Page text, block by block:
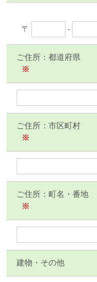
〒 -
ご住所：都道府県
※
ご住所：市区町村
※
ご住所：町名・番地
※
建物・その他